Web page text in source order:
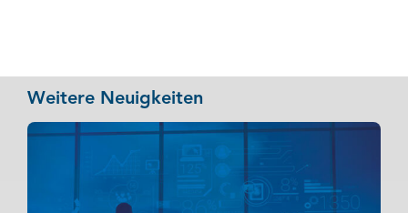
Weitere Neuigkeiten